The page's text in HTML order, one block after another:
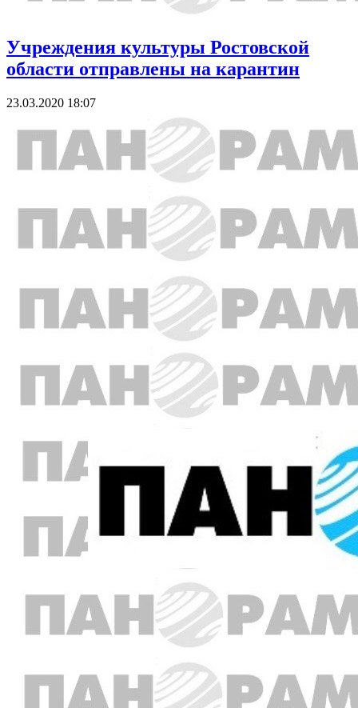
Учреждения культуры Ростовской
области отправлены на карантин
23.03.2020 18:07